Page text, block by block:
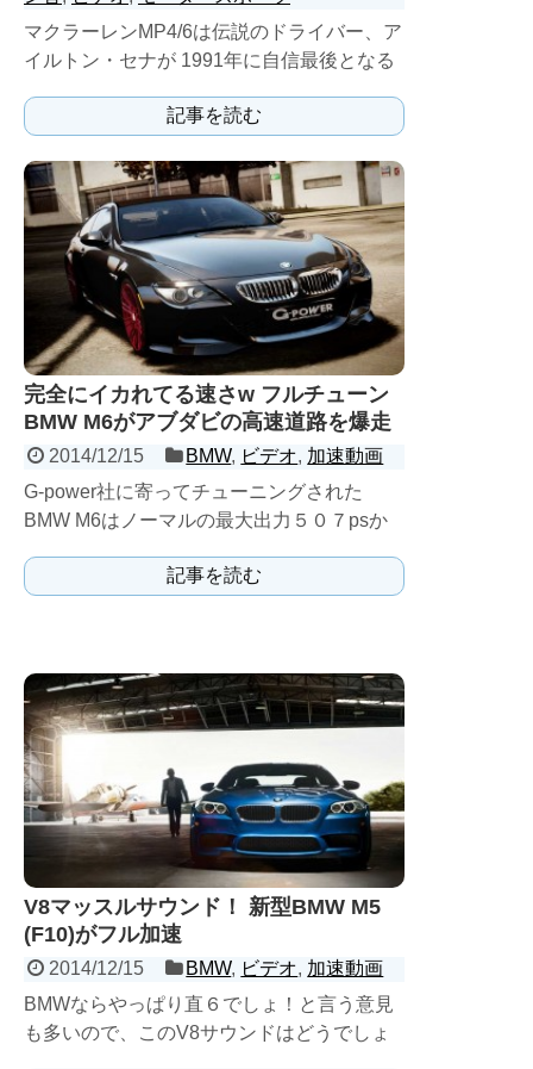
マクラーレンMP4/6は伝説のドライバー、ア
イルトン・セナが 1991年に自信最後となる
記事を読む
完全にイカれてる速さw フルチューン
BMW M6がアブダビの高速道路を爆走
2014/12/15 BMW, ビデオ, 加速動画
G-power社に寄ってチューニングされた
BMW M6はノーマルの最大出力５０７psか
げられている。...記事を読む
V8マッスルサウンド！ 新型BMW M5
(F10)がフル加速
2014/12/15 BMW, ビデオ, 加速動画
BMWならやっぱり直６でしょ！と言う意見
も多いので、このV8サウンドはどうでしょ